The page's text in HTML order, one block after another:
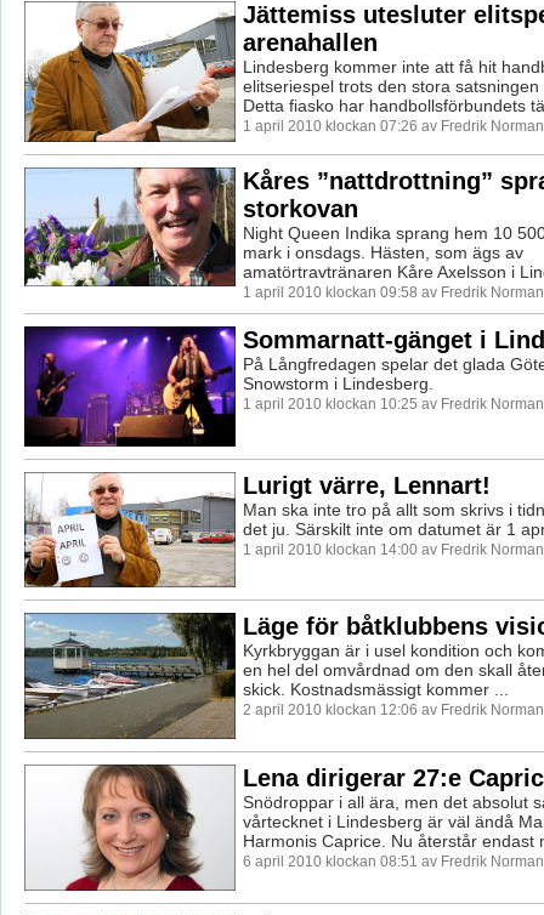
Jättemiss utesluter
arenahallen
Lindesberg kommer inte att få hit
elitseriespel trots den stora
Detta fiasko har handbollsförbundets
1 april 2010 klockan 07:26 av Fredrik Norman
Kåres ”nattdrottning”
storkovan
Night Queen Indika sprang hem 10
mark i onsdags. Hästen, som ägs av
amatörtravtränaren Kåre Axelsson i
1 april 2010 klockan 09:58 av Fredrik Norman
Sommarnatt-gänget i
På Långfredagen spelar det glada
Snowstorm i Lindesberg.
1 april 2010 klockan 10:25 av Fredrik Norman
Lurigt värre, Lennart!
Man ska inte tro på allt som skrivs i
det ju. Särskilt inte om datumet är 1
1 april 2010 klockan 14:00 av Fredrik Norman
Läge för båtklubbens
Kyrkbryggan är i usel kondition och
en hel del omvårdnad om den skall
skick. Kostnadsmässigt kommer ...
2 april 2010 klockan 12:06 av Fredrik Norman
Lena dirigerar 27:e
Snödroppar i all ära, men det absolut
vårtecknet i Lindesberg är väl ändå
Harmonis Caprice. Nu återstår endast
6 april 2010 klockan 08:51 av Fredrik Norman